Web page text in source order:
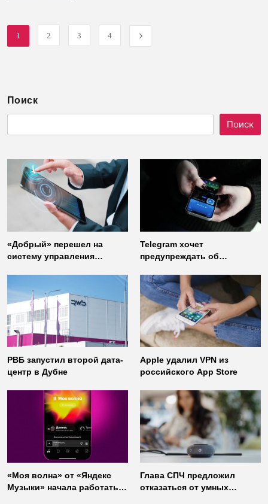
1 2 3 4
Поиск
Поиск
«Добрый» перешел на
систему управления
Telegram хочет
предупреждать об
неофициальных клиентов
мессенджера
РВБ запустил второй дата-
центр в Дубне
Apple удалил VPN из
российского App Store
«Моя волна» от «Яндекс
Музыки» начала работать
Глава СПЧ предложил
отказаться от умных